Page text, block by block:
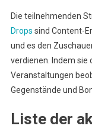
Die teilnehmenden
Drops sind Content-
und es den
verdienen. Indem
Veranstaltungen
Gegenstände und
Liste der